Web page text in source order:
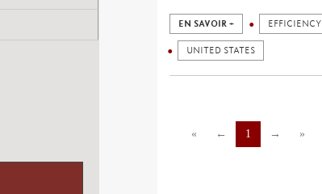
EN SAVOIR + EFFICIENCY
UNITED STATES
« ← 1 → »